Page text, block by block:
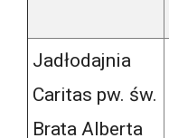
Jadłodajnia
Caritas pw. św.
Brata Alberta